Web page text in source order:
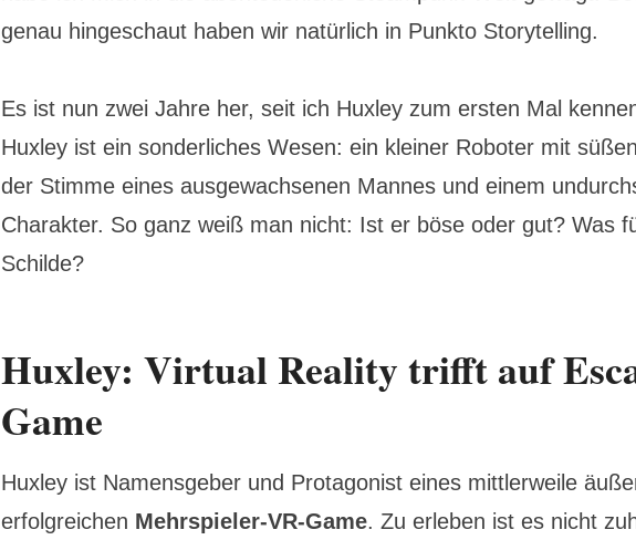
genau hingeschaut haben wir natürlich in Punkto Storytelling.
Es ist nun zwei Jahre her, seit ich Huxley zum ersten Mal
Huxley ist ein sonderliches Wesen: ein kleiner Roboter mit
der Stimme eines ausgewachsenen Mannes und einem
Charakter. So ganz weiß man nicht: Ist er böse oder gut? Was
Schilde?
Huxley: Virtual Reality trifft auf
Game
Huxley ist Namensgeber und Protagonist eines mittlerweile
erfolgreichen Mehrspieler-VR-Game. Zu erleben ist es nicht